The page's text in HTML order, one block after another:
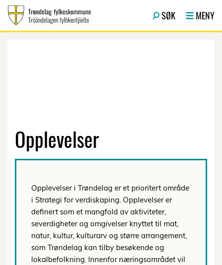
SØK MENY
Opplevelser
Opplevelser i Trøndelag er et prioritert område
i Strategi for verdiskaping. Opplevelser er
definert som et mangfold av aktiviteter,
severdigheter og omgivelser knyttet til mat,
natur, kultur, kulturarv og større arrangement,
som Trøndelag kan tilby besøkende og
lokalbefolkning. Innenfor næringsområdet vil